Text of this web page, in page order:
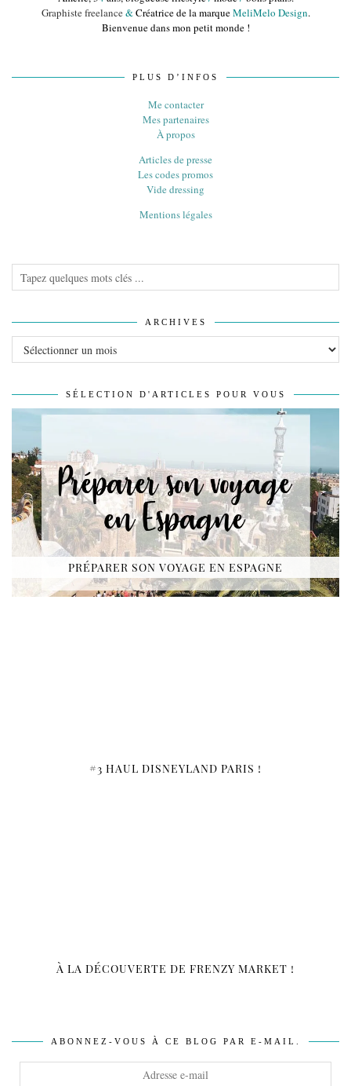
Graphiste freelance&Créatrice de la marqueMeliMelo Design.
Bienvenue dans mon petit monde !
PLUS D’INFOS
Me contacter
Mes partenaires
À propos
Articles de presse
Les codes promos
Vide dressing
Mentions légales
ARCHIVES
SÉLECTION D'ARTICLES POUR VOUS
PRÉPARER SON VOYAGE EN ESPAGNE
#3 HAUL DISNEYLAND PARIS !
À LA DÉCOUVERTE DE FRENZY MARKET !
ABONNEZ-VOUS À CE BLOG PAR E-MAIL.